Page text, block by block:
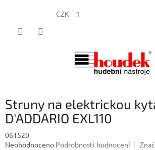
CZK
Struny na elektrickou
D'ADDARIO EXL110
061520
Průměrné
Neohodnoceno Podrobnosti hodnocení